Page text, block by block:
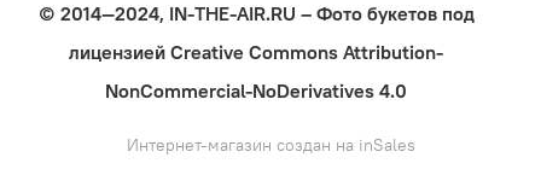
© 2014—2024, IN-THE-AIR.RU – Фото букетов под
лицензией Creative Commons Attribution-
NonCommercial-NoDerivatives 4.0
Интернет-магазин создан на inSales